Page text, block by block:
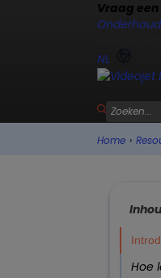
Vraag
NL
Home ›
Hoe